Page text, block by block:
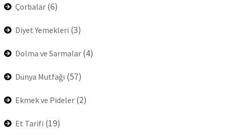
Çorbalar (6)
Diyet Yemekleri (3)
Dolma ve Sarmalar (4)
Dünya Mutfağı (57)
Ekmek ve Pideler (2)
Et Tarifi (19)